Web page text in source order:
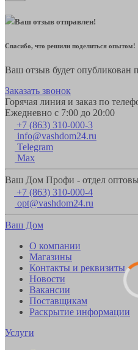
Ваш отзыв отправлен!
Спасибо, что решили поделиться опытом!
Ваш отзыв будет опубликован
Заказать звонок
Горячая линия и заказ по
Ежедневно с 7:00 до 20:00
+7 (863) 310-000-3
info@vashdom24.ru
Telegram
Max
Ваш Дом Профи - отдел
+7 (863) 310-000-4
opt@vashdom24.ru
Ваш Дом
О компании
Магазины
Контакты и реквизиты
Новости
Вакансии
Поставщикам
Раскрытие информации
Услуги